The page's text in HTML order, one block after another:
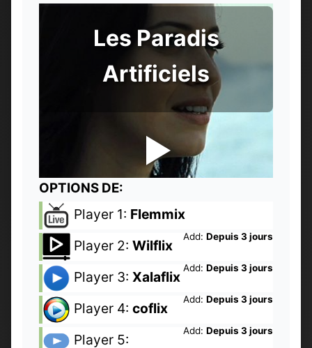
Les Paradis
Artificiels
OPTIONS DE:
Player 1: Flemmix
Add: Depuis 3 jours
Player 2: Wilflix
Add: Depuis 3 jours
Player 3: Xalaflix
Add: Depuis 3 jours
Player 4: coflix
Add: Depuis 3 jours
Player 5: